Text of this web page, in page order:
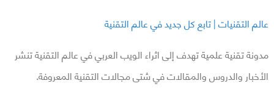
عالم التقنيات | تابع كل جديد في عالم التقنية
مدونة تقنية علمية تهدف إلى اثراء الويب العربي في عالم التقنية تنشر
الأخبار والدروس والمقالات في شتى مجالات التقنية المعروفة.